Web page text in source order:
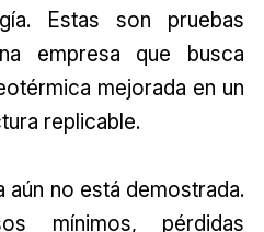
Estas son pruebas
empresa que busca
mejorada en un
replicable.
aún no está demostrada.
mínimos, pérdidas